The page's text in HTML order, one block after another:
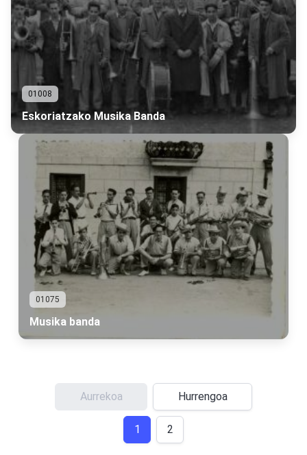
01008
Eskoriatzako Musika Banda
01075
Musika banda
Aurrekoa Hurrengoa
1 2